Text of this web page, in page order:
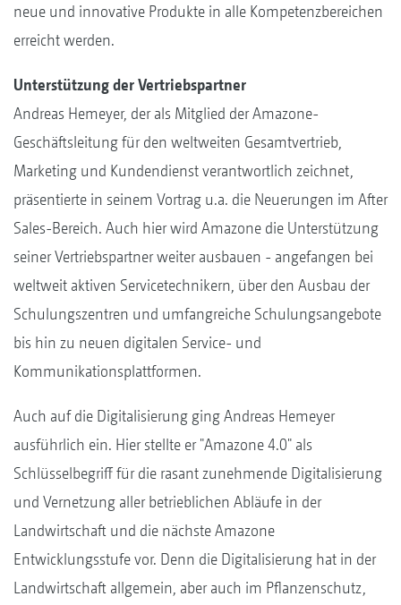
neue und innovative Produkte in alle Kompetenzbereichen
erreicht werden.
Unterstützung der Vertriebspartner
Andreas Hemeyer, der als Mitglied der Amazone-
Geschäftsleitung für den weltweiten Gesamtvertrieb,
Marketing und Kundendienst verantwortlich zeichnet,
präsentierte in seinem Vortrag u.a. die Neuerungen im After
Sales-Bereich. Auch hier wird Amazone die Unterstützung
seiner Vertriebspartner weiter ausbauen - angefangen bei
weltweit aktiven Servicetechnikern, über den Ausbau der
Schulungszentren und umfangreiche Schulungsangebote
bis hin zu neuen digitalen Service- und
Kommunikationsplattformen.
Auch auf die Digitalisierung ging Andreas Hemeyer
ausführlich ein. Hier stellte er "Amazone 4.0" als
Schlüsselbegriff für die rasant zunehmende Digitalisierung
und Vernetzung aller betrieblichen Abläufe in der
Landwirtschaft und die nächste Amazone
Entwicklungsstufe vor. Denn die Digitalisierung hat in der
Landwirtschaft allgemein, aber auch im Pflanzenschutz,